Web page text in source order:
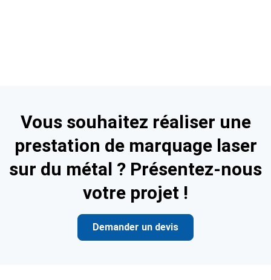
Vous souhaitez réaliser une
prestation de marquage laser
sur du métal ? Présentez-nous
votre projet !
Demander un devis